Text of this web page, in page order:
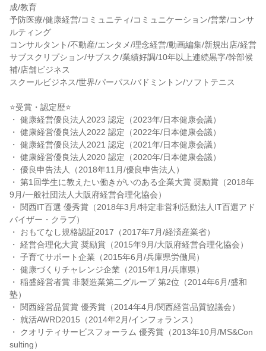
成/教育
予防医療/健康経営/コミュニティ/コミュニケーション/営業/コンサ
ルティング
コンサルタント/不動産/エンタメ/理念経営/動画編集/新規出店/経営
サブスクリプション/サブスク/業績好調/10年以上連続黒字/幹部候
補/店舗ビジネス
スクールビジネス/世界/パーパス/バドミントン/ソフトテニス
⭐受賞・認定歴⭐
・ 健康経営優良法人2023 認定（2023年/日本健康会議）
・ 健康経営優良法人2022 認定（2022年/日本健康会議）
・ 健康経営優良法人2021 認定（2021年/日本健康会議）
・ 健康経営優良法人2020 認定（2020年/日本健康会議）
・ 優良申告法人（2018年11月/優良申告法人）
・ 第1回学生に教えたい働きがいのある企業大賞 奨励賞（2018年
9月/一般社団法人大阪府経営合理化協会）
・ 関西IT百選 優秀賞（2018年3月/特定非営利活動法人IT百選アド
バイザー・クラブ）
・ おもてなし規格認証2017（2017年7月/経済産業省）
・ 経営合理化大賞 奨励賞（2015年9月/大阪府経営合理化協会）
・ 子育てサポート企業（2015年6月/兵庫県労働局）
・ 健康づくりチャレンジ企業（2015年1月/兵庫県）
・ 稲盛経営者賞 非製造業第二グループ 第2位（2014年6月/盛和
塾）
・ 関西経営品質賞 優秀賞（2014年4月/関西経営品質協議会）
・ 就活AWRD2015（2014年2月/インフォランス）
・ クオリティサービスフォーラム 優秀賞（2013年10月/MS&Con
sulting）